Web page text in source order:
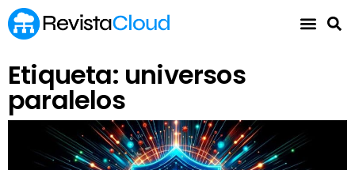
Etiqueta: universos
paralelos